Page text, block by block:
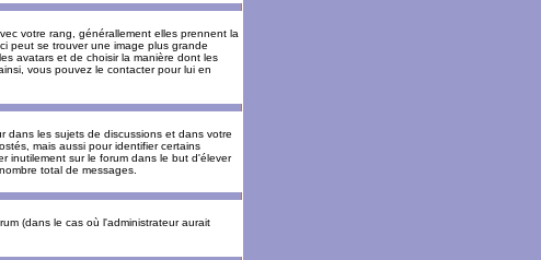
votre rang, générallement elles prennent la
peut se trouver une image plus grande
avatars et de choisir la manière dont les
vous pouvez le contacter pour lui en
dans les sujets de discussions et dans votre
mais aussi pour identifier certains
inutilement sur le forum dans le but d'élever
total de messages.
(dans le cas où l'administrateur aurait